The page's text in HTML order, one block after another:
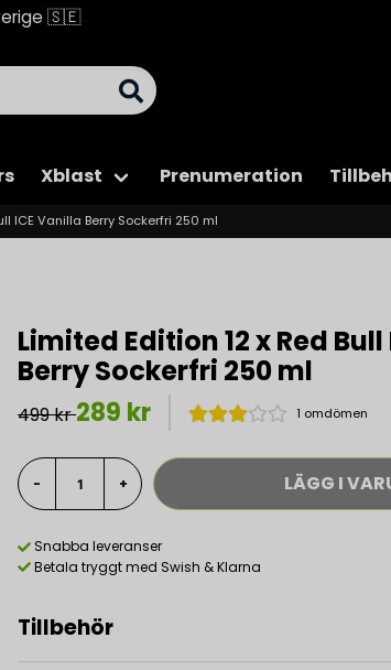
🇸🇪
Xblast Prenumeration
ICE Vanilla Berry Sockerfri 250 ml
Limited Edition 12 x Red
Berry Sockerfri 250 ml
499 kr289 kr 1 omdömen
- + LÄGG I
Snabba leveranser
Betala tryggt med Swish & Klarna
Tillbehör